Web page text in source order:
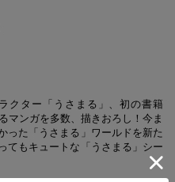
クター「うさまる」、初の書籍
マンガを多数、描きおろし！今ま
った「うさまる」ワールドを新た
てもキュートな「うさまる」シー